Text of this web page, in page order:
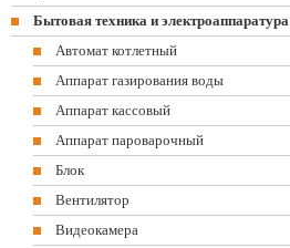
Бытовая техника и электроаппаратура
Автомат котлетный
Аппарат газирования воды
Аппарат кассовый
Аппарат пароварочный
Блок
Вентилятор
Видеокамера